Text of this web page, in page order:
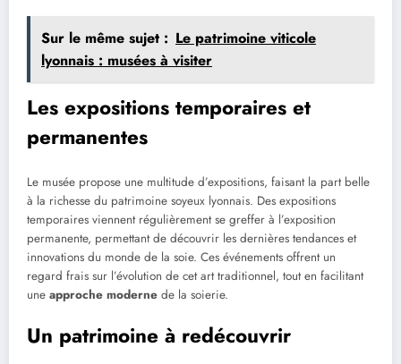
Sur le même sujet : Le patrimoine viticole
lyonnais : musées à visiter
Les expositions temporaires et
permanentes
Le musée propose une multitude d’expositions, faisant la part belle
à la richesse du patrimoine soyeux lyonnais. Des expositions
temporaires viennent régulièrement se greffer à l’exposition
permanente, permettant de découvrir les dernières tendances et
innovations du monde de la soie. Ces événements offrent un
regard frais sur l’évolution de cet art traditionnel, tout en facilitant
une approche moderne de la soierie.
Un patrimoine à redécouvrir